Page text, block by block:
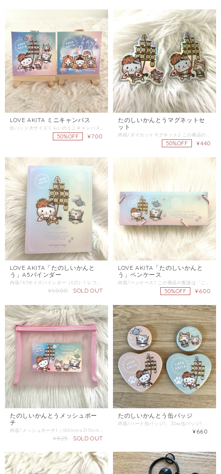
LOVE AKITA ミニキャンバス
50%OFF ¥700
たのしいかんとうマグネットセ
ット
50%OFF ¥440
LOVE AKITA「たのしいかんと
う」A5バインダー
¥1,000 SOLD OUT
LOVE AKITA「たのしいかんと
う」ペンケース
50%OFF ¥600
たのしいかんとうメッシュポー
チ
¥825 SOLD OUT
たのしいかんとう缶バッジ
¥660